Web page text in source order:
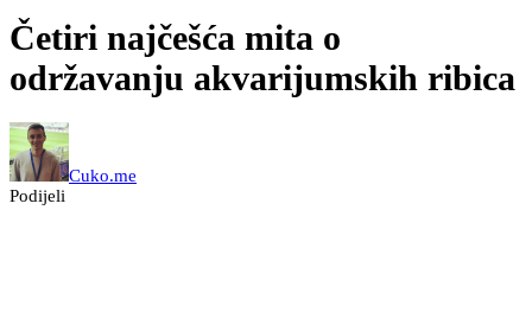
Četiri najčešća mita o
održavanju akvarijumskih ribica
Cuko.me
Podijeli